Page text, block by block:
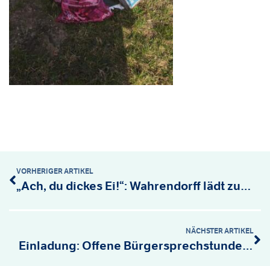
VORHERIGER ARTIKEL
„Ach, du dickes Ei!“: Wahrendorff lädt zum Ostermarkt 2026
NÄCHSTER ARTIKEL
Einladung: Offene Bürgersprechstunde von Wahrendorff in Ilten